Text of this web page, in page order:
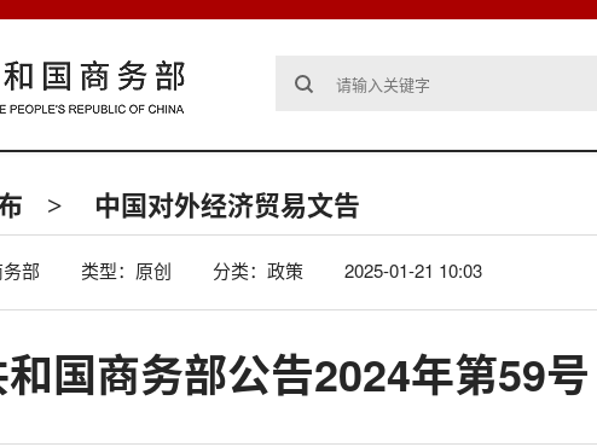
> 中国对外经济贸易文告
部 类型：原创 分类：政策 2025-01-21 10:03
国商务部公告2024年第59号